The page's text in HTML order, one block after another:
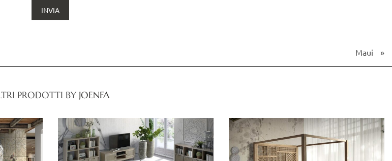
Maui »
PRODOTTI BY JOENFA